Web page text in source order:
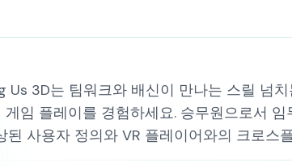
Us 3D는 팀워크와 배신이 만나는 스릴 넘
게임 플레이를 경험하세요. 승무원으로서
된 사용자 정의와 VR 플레이어와의 크로